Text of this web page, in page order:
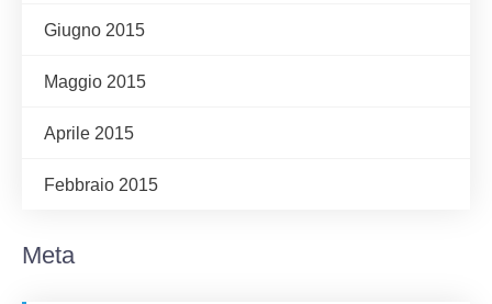
Giugno 2015
Maggio 2015
Aprile 2015
Febbraio 2015
Meta